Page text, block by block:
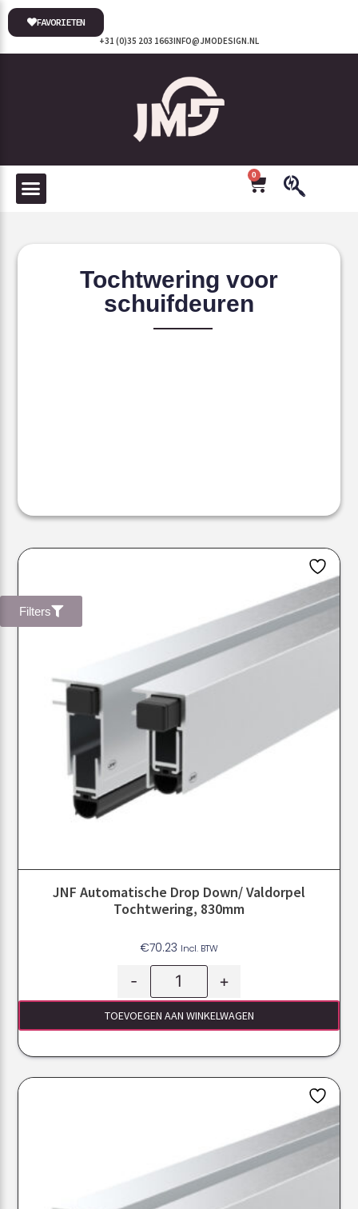
INFO@JMODESIGN.NL
+31 (0)35 203 1663
FAVORIETEN
0
Tochtwering voor
schuifdeuren
Filters
JNF Automatische Drop Down/ Valdorpel
Tochtwering, 830mm
€70.23 Incl. BTW
- +
TOEVOEGEN AAN WINKELWAGEN